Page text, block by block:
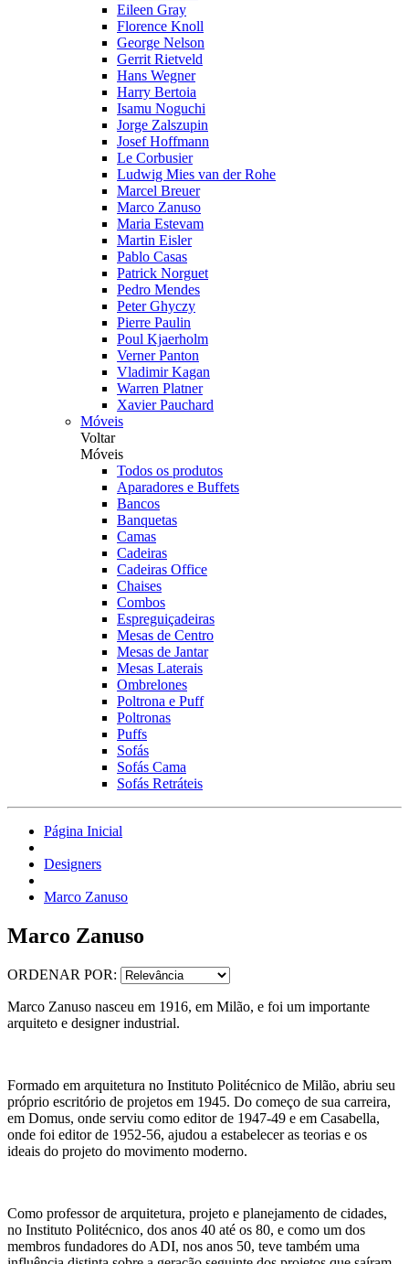
Eileen Gray
Florence Knoll
George Nelson
Gerrit Rietveld
Hans Wegner
Harry Bertoia
Isamu Noguchi
Jorge Zalszupin
Josef Hoffmann
Le Corbusier
Ludwig Mies van der Rohe
Marcel Breuer
Marco Zanuso
Maria Estevam
Martin Eisler
Pablo Casas
Patrick Norguet
Pedro Mendes
Peter Ghyczy
Pierre Paulin
Poul Kjaerholm
Verner Panton
Vladimir Kagan
Warren Platner
Xavier Pauchard
Móveis
Voltar
Móveis
Todos os produtos
Aparadores e Buffets
Bancos
Banquetas
Camas
Cadeiras
Cadeiras Office
Chaises
Combos
Espreguiçadeiras
Mesas de Centro
Mesas de Jantar
Mesas Laterais
Ombrelones
Poltrona e Puff
Poltronas
Puffs
Sofás
Sofás Cama
Sofás Retráteis
Página Inicial
Designers
Marco Zanuso
Marco Zanuso
ORDENAR POR:
Marco Zanuso nasceu em 1916, em Milão, e foi um importante
arquiteto e designer industrial.
Formado em arquitetura no Instituto Politécnico de Milão, abriu seu
próprio escritório de projetos em 1945. Do começo de sua carreira,
em Domus, onde serviu como editor de 1947-49 e em Casabella,
onde foi editor de 1952-56, ajudou a estabelecer as teorias e os
ideais do projeto do movimento moderno.
Como professor de arquitetura, projeto e planejamento de cidades,
no Instituto Politécnico, dos anos 40 até os 80, e como um dos
membros fundadores do ADI, nos anos 50, teve também uma